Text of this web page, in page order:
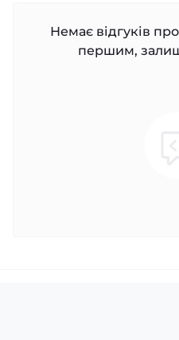
Немає відгуків
першим,